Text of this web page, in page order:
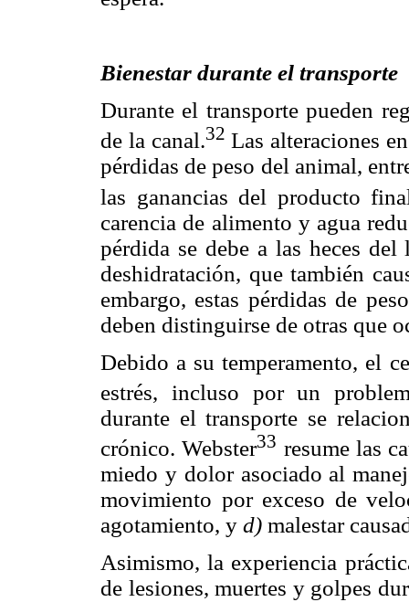
Bienestar durante el transporte
Durante el transporte pueden
de la canal.32 Las alteraciones
pérdidas de peso del animal,
las ganancias del producto
carencia de alimento y agua
pérdida se debe a las heces
deshidratación, que también
embargo, estas pérdidas de
deben distinguirse de otras que
Debido a su temperamento, el
estrés, incluso por un
durante el transporte se
crónico. Webster33 resume las
miedo y dolor asociado al
movimiento por exceso de
agotamiento, y d) malestar
Asimismo, la experiencia
de lesiones, muertes y golpes